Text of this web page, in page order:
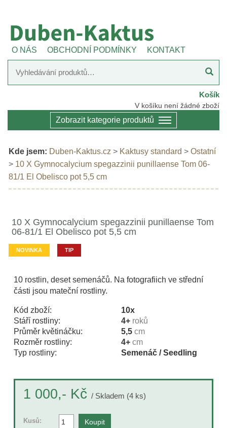
O NÁS OBCHODNÍ PODMÍNKY KONTAKT
Košík
V košíku není žádné zboží
Zobrazit kategorie produktů
Kde jsem: Duben-Kaktus.cz > Kaktusy standard > Ostatní
> 10 X Gymnocalycium spegazzinii punillaense Tom 06-
81/1 El Obelisco pot 5,5 cm
10 X Gymnocalycium spegazzinii punillaense Tom
06-81/1 El Obelisco pot 5,5 cm
NOVINKA TIP
10 rostlin, deset semenáčů. Na fotografiich ve střední
části jsou mateční rostliny.
Kód zboží:
10x
Stáří rostliny:
4+ roků
Průměr květináčku:
5,5 cm
Rozměr rostliny:
4+ cm
Typ rostliny:
Semenáč / Seedling
1 000,- Kč / Skladem (4 ks)
Kusů: